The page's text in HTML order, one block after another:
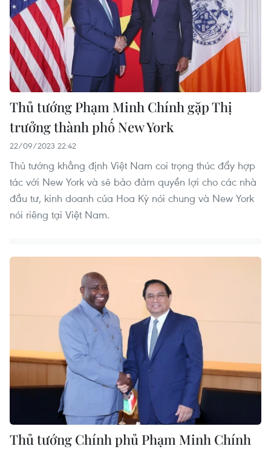
Thủ tướng Phạm Minh Chính gặp Thị
trưởng thành phố New York
22/09/2023 22:42
Thủ tướng khẳng định Việt Nam coi trọng thúc đẩy hợp
tác với New York và sẽ bảo đảm quyền lợi cho các nhà
đầu tư, kinh doanh của Hoa Kỳ nói chung và New York
nói riêng tại Việt Nam.
Thủ tướng Chính phủ Phạm Minh Chính